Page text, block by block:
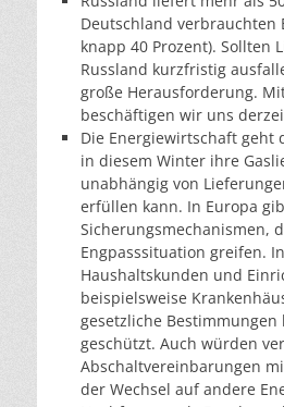
Deutschland verbrauchten
knapp 40 Prozent). Sollten
Russland kurzfristig
große Herausforderung.
beschäftigen wir uns
Die Energiewirtschaft geht
in diesem Winter ihre
unabhängig von
erfüllen kann. In Europa
Sicherungsmechanismen,
Engpasssituation greifen.
Haushaltskunden und
beispielsweise
gesetzliche Bestimmungen
geschützt. Auch würden
Abschaltvereinbarungen
der Wechsel auf andere